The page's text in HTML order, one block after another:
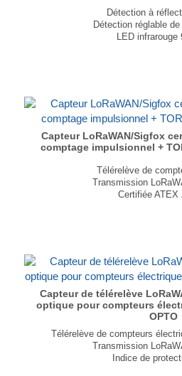
Détection à
Détection réglable
LED infrarouge
...
Capteur LoRaWAN/Sigfox
comptage impulsionnel +
Télérelève de
Transmission
Certifiée ATEX
...
Capteur de télérelève
optique pour compteurs
OPTO
Télérelève de compteurs
Transmission
Indice de